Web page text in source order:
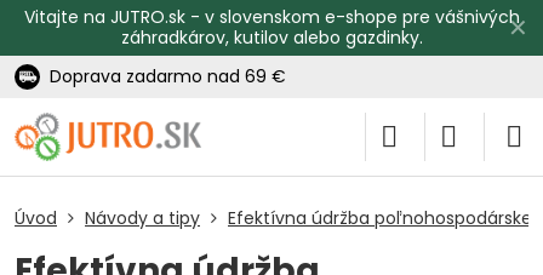
✕
Vitajte na JUTRO.sk - v slovenskom e-shope pre vášnivých
záhradkárov, kutilov alebo gazdinky.
Doprava zadarmo nad 69 €
Úvod Návody a tipy Efektívna údržba